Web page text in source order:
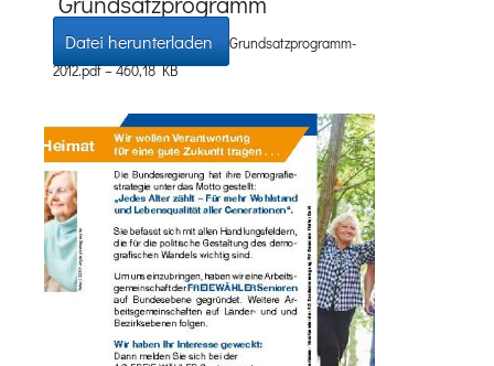
Datei herunterladen
Grundsatzprogramm-
2012.pdf – 460,18 KB